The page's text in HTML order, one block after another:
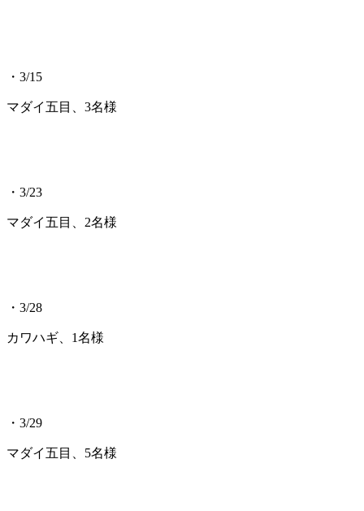
・3/15
マダイ五目、3名様
・3/23
マダイ五目、2名様
・3/28
カワハギ、1名様
・3/29
マダイ五目、5名様